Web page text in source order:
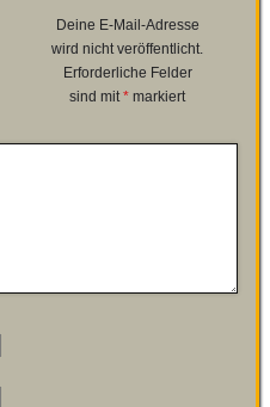
Deine E-Mail-Adresse
wird nicht veröffentlicht.
Erforderliche Felder
sind mit* markiert